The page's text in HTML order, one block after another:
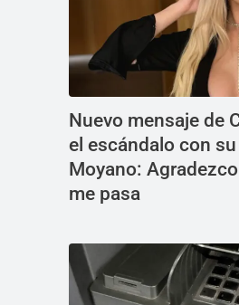
Nuevo mensaje de
el escándalo con
Moyano:
me pasa